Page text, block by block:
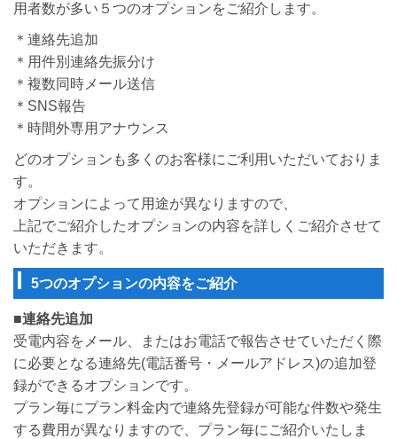
用者数が多い５つのオプションをご紹介します。
＊連絡先追加
＊用件別連絡先振分け
＊複数同時メール送信
＊SNS報告
＊時間外専用アナウンス
どのオプションも多くのお客様にご利用いただいておりま
す。
オプションによって用途が異なりますので、
上記でご紹介したオプションの内容を詳しくご紹介させて
いただきます。
5つのオプションの内容をご紹介
■連絡先追加
受電内容をメール、またはお電話で報告させていただく際
に必要となる連絡先(電話番号・メールアドレス)の追加登
録ができるオプションです。
プラン毎にプラン料金内で連絡先登録が可能な件数や発生
する費用が異なりますので、プラン毎にご紹介いたしま